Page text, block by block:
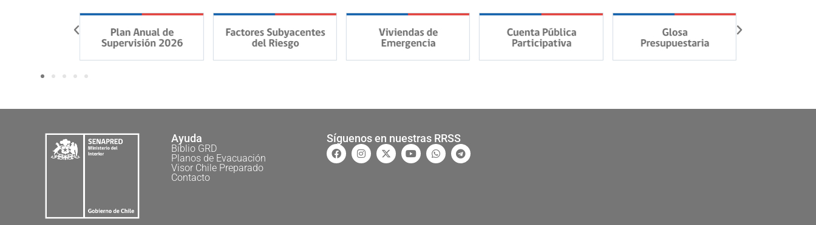
Ayuda
Biblio GRD
Planos de Evacuación
Visor Chile Preparado
Contacto
Síguenos en nuestras RRSS